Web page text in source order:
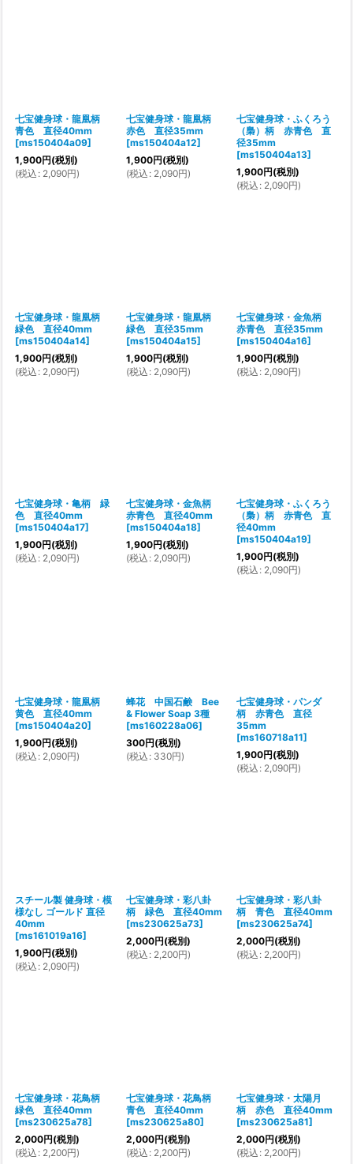
七宝健身球・龍凰柄
青色 直径40mm
[ms150404a09]
1,900円(税別)
(税込 : 2,090円)
七宝健身球・龍凰柄
赤色 直径35mm
[ms150404a12]
1,900円(税別)
(税込 : 2,090円)
七宝健身球・ふくろう
（梟）柄 赤青色 直
径35mm
[ms150404a13]
1,900円(税別)
(税込 : 2,090円)
七宝健身球・龍凰柄
緑色 直径40mm
[ms150404a14]
1,900円(税別)
(税込 : 2,090円)
七宝健身球・龍凰柄
緑色 直径35mm
[ms150404a15]
1,900円(税別)
(税込 : 2,090円)
七宝健身球・金魚柄
赤青色 直径35mm
[ms150404a16]
1,900円(税別)
(税込 : 2,090円)
七宝健身球・亀柄 緑
色 直径40mm
[ms150404a17]
1,900円(税別)
(税込 : 2,090円)
七宝健身球・金魚柄
赤青色 直径40mm
[ms150404a18]
1,900円(税別)
(税込 : 2,090円)
七宝健身球・ふくろう
（梟）柄 赤青色 直
径40mm
[ms150404a19]
1,900円(税別)
(税込 : 2,090円)
七宝健身球・龍凰柄
黄色 直径40mm
[ms150404a20]
1,900円(税別)
(税込 : 2,090円)
蜂花 中国石鹸 Bee
& Flower Soap 3種
[ms160228a06]
300円(税別)
(税込 : 330円)
七宝健身球・パンダ
柄 赤青色 直径
35mm
[ms160718a11]
1,900円(税別)
(税込 : 2,090円)
スチール製 健身球・模
様なし ゴールド 直径
40mm
[ms161019a16]
1,900円(税別)
(税込 : 2,090円)
七宝健身球・彩八卦
柄 緑色 直径40mm
[ms230625a73]
2,000円(税別)
(税込 : 2,200円)
七宝健身球・彩八卦
柄 青色 直径40mm
[ms230625a74]
2,000円(税別)
(税込 : 2,200円)
七宝健身球・花鳥柄
緑色 直径40mm
[ms230625a78]
2,000円(税別)
(税込 : 2,200円)
七宝健身球・花鳥柄
青色 直径40mm
[ms230625a80]
2,000円(税別)
(税込 : 2,200円)
七宝健身球・太陽月
柄 赤色 直径40mm
[ms230625a81]
2,000円(税別)
(税込 : 2,200円)